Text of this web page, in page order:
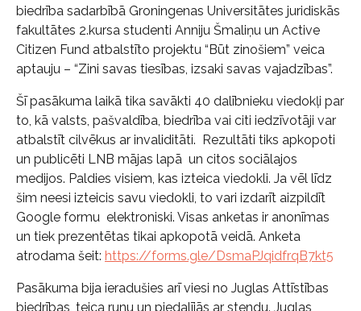
biedrība sadarbībā Groningenas Universitātes juridiskās
fakultātes 2.kursa studenti Anniju Šmaliņu un Active
Citizen Fund atbalstīto projektu “Būt zinošiem” veica
aptauju – “Zini savas tiesības, izsaki savas vajadzības”.
Šī pasākuma laikā tika savākti 40 dalībnieku viedokļi par
to, kā valsts, pašvaldība, biedrība vai citi iedzīvotāji var
atbalstīt cilvēkus ar invaliditāti. Rezultāti tiks apkopoti
un publicēti LNB mājas lapā un citos sociālajos
medijos. Paldies visiem, kas izteica viedokli. Ja vēl līdz
šim neesi izteicis savu viedokli, to vari izdarīt aizpildīt
Google formu elektroniski. Visas anketas ir anonīmas
un tiek prezentētas tikai apkopotā veidā. Anketa
atrodama šeit: https://forms.gle/DsmaPJqidfrqB7kt5
Pasākuma bija ieradušies arī viesi no Juglas Attīstības
biedrības, teica runu un piedalījās ar stendu. Juglas